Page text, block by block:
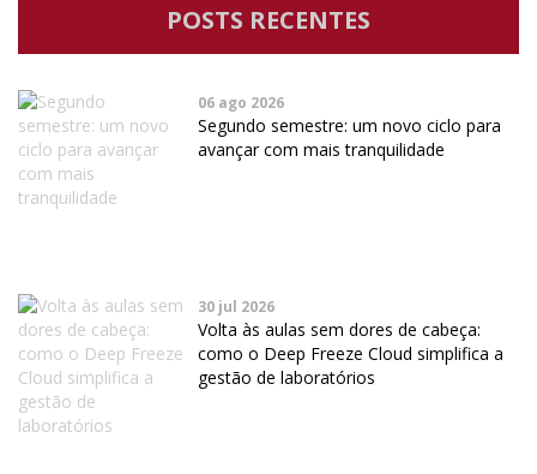
POSTS RECENTES
06 ago 2026
Segundo semestre: um novo ciclo para
avançar com mais tranquilidade
30 jul 2026
Volta às aulas sem dores de cabeça:
como o Deep Freeze Cloud simplifica a
gestão de laboratórios